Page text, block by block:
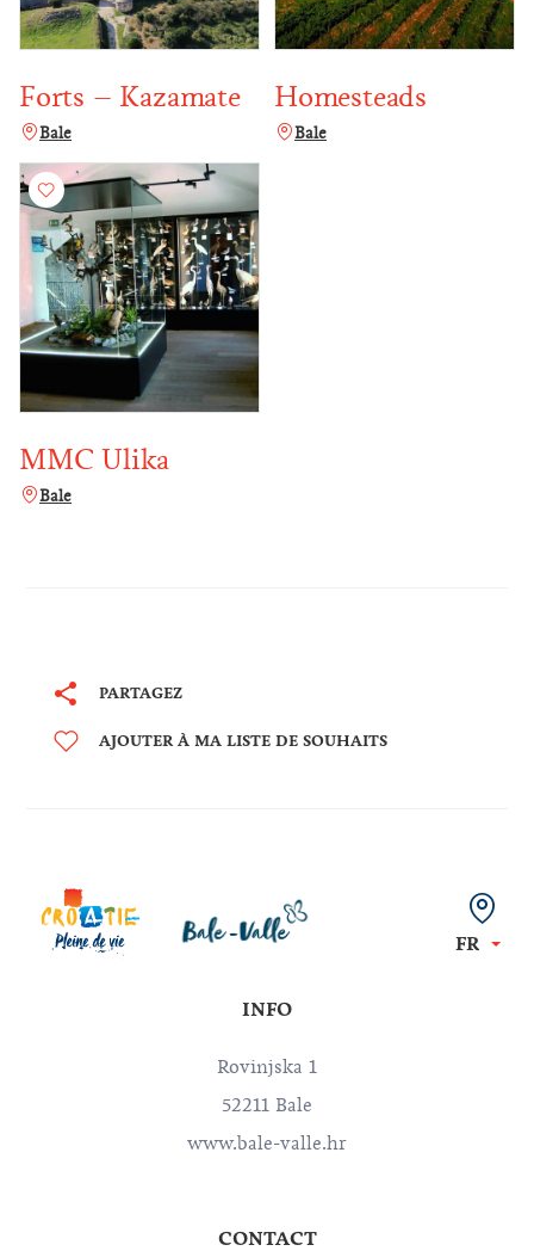
Forts – Kazamate
Bale
Homesteads
Bale
MMC Ulika
Bale
PARTAGEZ
AJOUTER À MA LISTE DE SOUHAITS
FR
INFO
Rovinjska 1
52211 Bale
www.bale-valle.hr
CONTACT